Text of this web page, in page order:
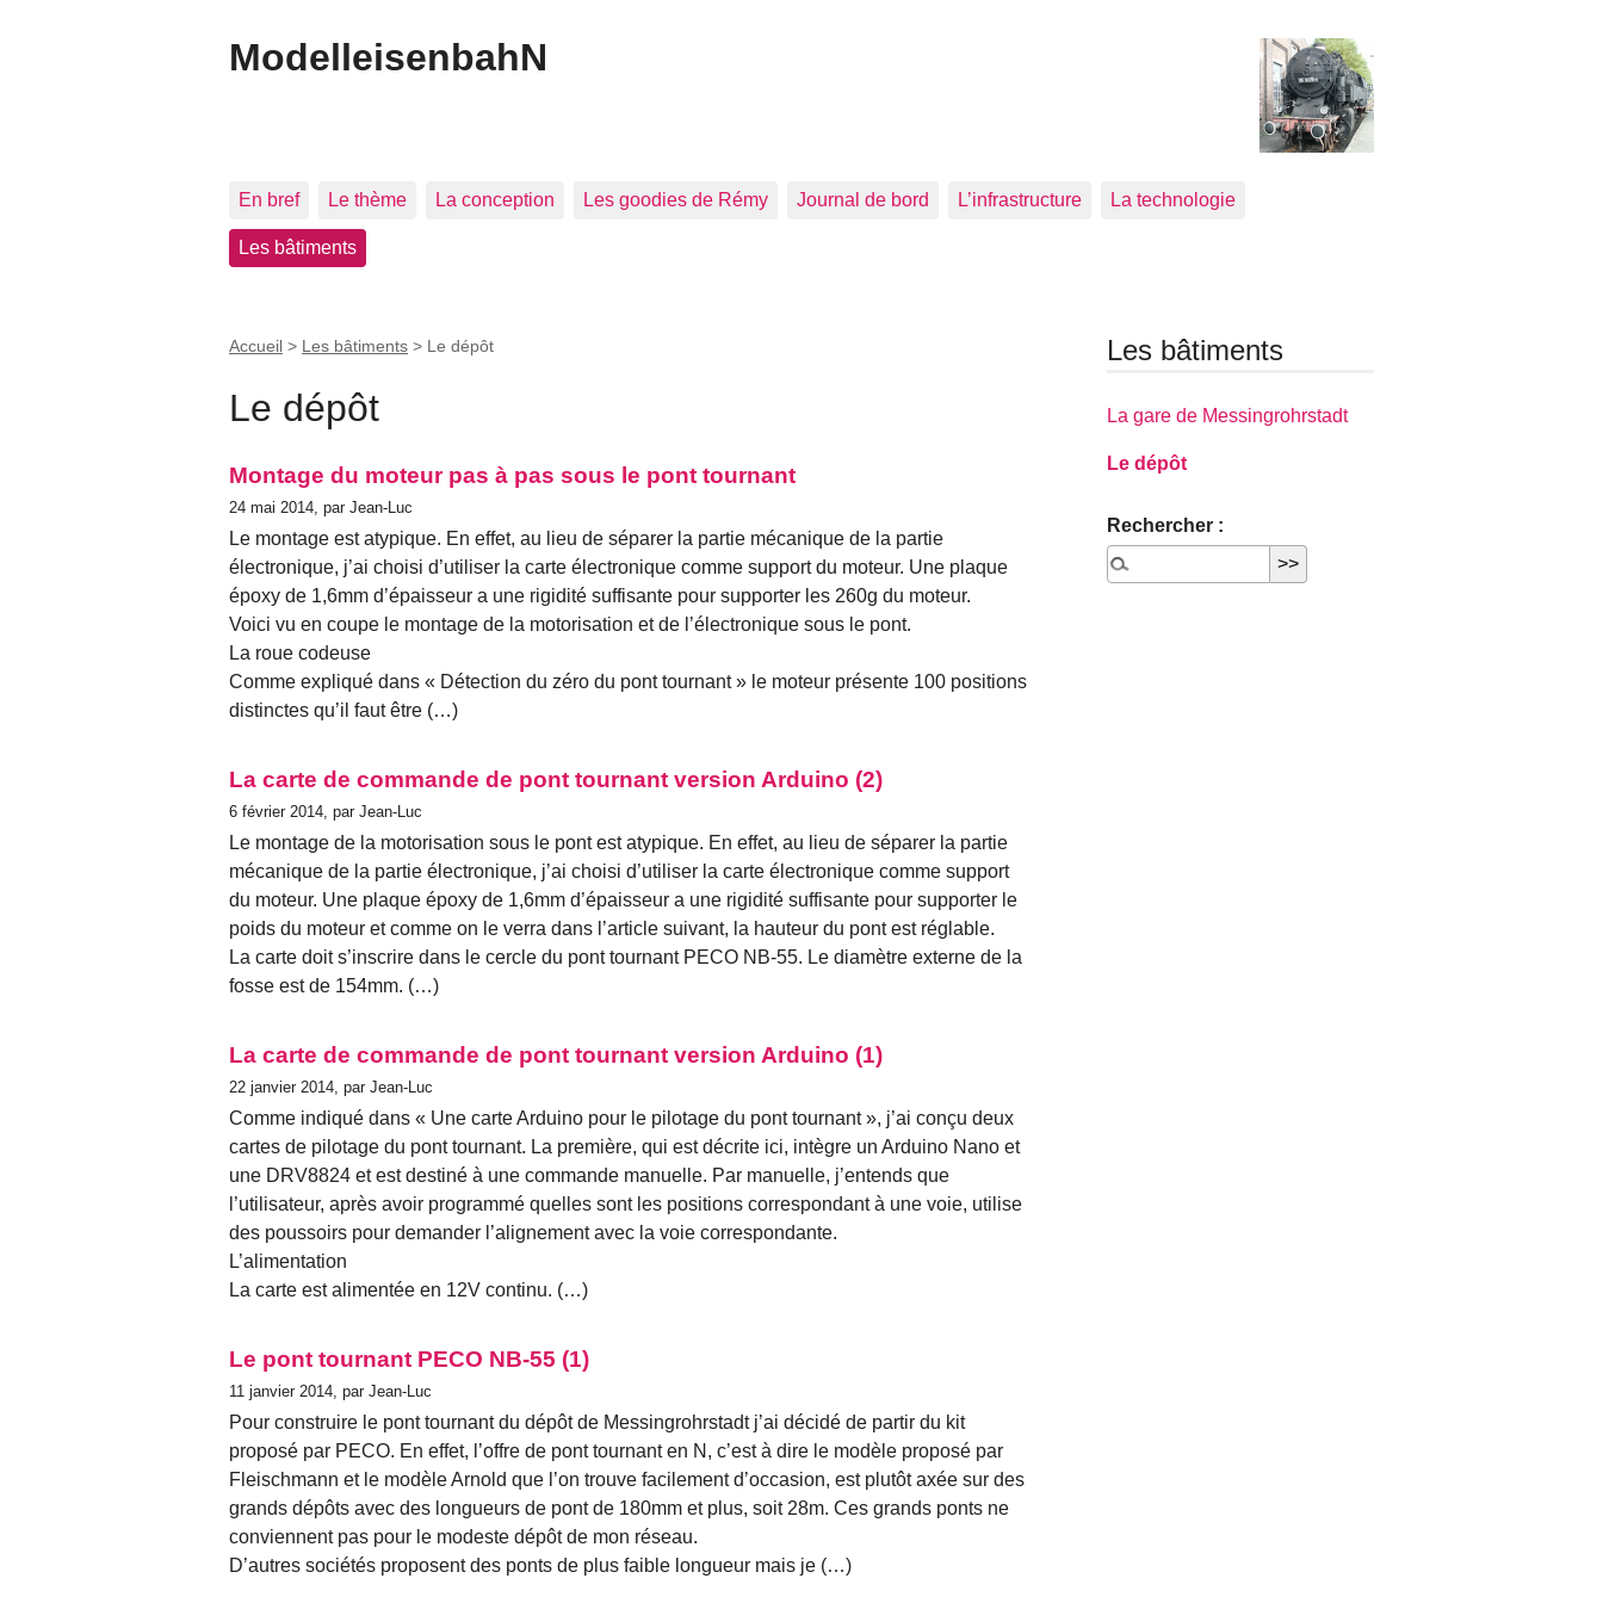
ModelleisenbahN
En bref Le thème La conception Les goodies de Rémy Journal de bord L’infrastructure La technologie
Les bâtiments
Accueil > Les bâtiments > Le dépôt
Le dépôt
Montage du moteur pas à pas sous le pont tournant
24 mai 2014, par Jean-Luc
Le montage est atypique. En effet, au lieu de séparer la partie mécanique de la partie
électronique, j’ai choisi d’utiliser la carte électronique comme support du moteur. Une plaque
époxy de 1,6mm d’épaisseur a une rigidité suffisante pour supporter les 260g du moteur.
Voici vu en coupe le montage de la motorisation et de l’électronique sous le pont.
La roue codeuse
Comme expliqué dans « Détection du zéro du pont tournant » le moteur présente 100 positions
distinctes qu’il faut être (…)
La carte de commande de pont tournant version Arduino (2)
6 février 2014, par Jean-Luc
Le montage de la motorisation sous le pont est atypique. En effet, au lieu de séparer la partie
mécanique de la partie électronique, j’ai choisi d’utiliser la carte électronique comme support
du moteur. Une plaque époxy de 1,6mm d’épaisseur a une rigidité suffisante pour supporter le
poids du moteur et comme on le verra dans l’article suivant, la hauteur du pont est réglable.
La carte doit s’inscrire dans le cercle du pont tournant PECO NB-55. Le diamètre externe de la
fosse est de 154mm. (…)
La carte de commande de pont tournant version Arduino (1)
22 janvier 2014, par Jean-Luc
Comme indiqué dans « Une carte Arduino pour le pilotage du pont tournant », j’ai conçu deux
cartes de pilotage du pont tournant. La première, qui est décrite ici, intègre un Arduino Nano et
une DRV8824 et est destiné à une commande manuelle. Par manuelle, j’entends que
l’utilisateur, après avoir programmé quelles sont les positions correspondant à une voie, utilise
des poussoirs pour demander l’alignement avec la voie correspondante.
L’alimentation
La carte est alimentée en 12V continu. (…)
Le pont tournant PECO NB-55 (1)
11 janvier 2014, par Jean-Luc
Pour construire le pont tournant du dépôt de Messingrohrstadt j’ai décidé de partir du kit
proposé par PECO. En effet, l’offre de pont tournant en N, c’est à dire le modèle proposé par
Fleischmann et le modèle Arnold que l’on trouve facilement d’occasion, est plutôt axée sur des
grands dépôts avec des longueurs de pont de 180mm et plus, soit 28m. Ces grands ponts ne
conviennent pas pour le modeste dépôt de mon réseau.
D’autres sociétés proposent des ponts de plus faible longueur mais je (…)
Les bâtiments
La gare de Messingrohrstadt
Le dépôt
Rechercher :